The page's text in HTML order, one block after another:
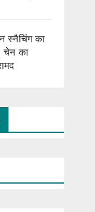
स्नैचिंग का
चेन का